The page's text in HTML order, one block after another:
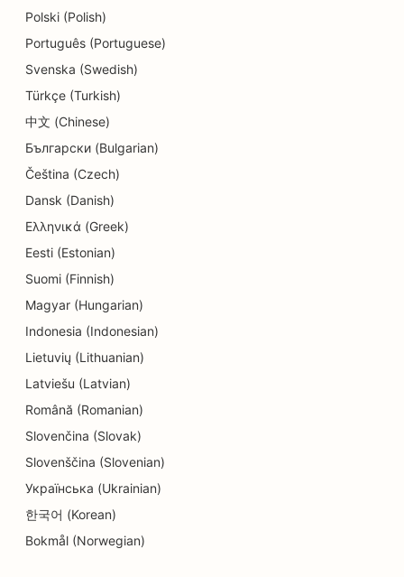
SEO för detaljhandelsbutiker
SEO för donutbutiker
SEO för utbildnings- och barnomsorgstjänster
SEO för kemtvättar
SEO för elektronikbutiker
SEO för endodontister
SEO för ingenjörsbyråer
EO för etniska restauranger
SEO för Escape Rooms
SEO för Facelift-tjänster
SEO för restauranger från jord till bord
SEO för finansiella planerare
Polski (Polish)
Português (Portuguese)
Svenska (Swedish)
Türkçe (Turkish)
中文 (Chinese)
Български (Bulgarian)
Čeština (Czech)
Dansk (Danish)
Ελληνικά (Greek)
Eesti (Estonian)
Suomi (Finnish)
Magyar (Hungarian)
Indonesia (Indonesian)
Lietuvių (Lithuanian)
Latviešu (Latvian)
Română (Romanian)
Slovenčina (Slovak)
Slovenščina (Slovenian)
Українська (Ukrainian)
한국어 (Korean)
Bokmål (Norwegian)